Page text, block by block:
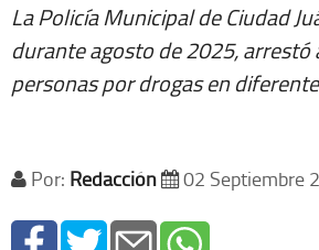
La Policía Municipal de Ciudad
durante agosto de 2025, arrestó
personas por drogas en
Por: Redacción 02 Septiembre